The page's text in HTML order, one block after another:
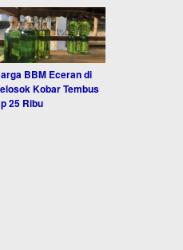
BBM Eceran di
Kobar Tembus
25 Ribu